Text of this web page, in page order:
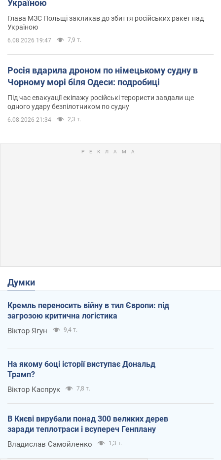
Україною
Глава МЗС Польщі закликав до збиття російських ракет над
Україною
6.08.2026 19:47 7,9 т.
Росія вдарила дроном по німецькому судну в
Чорному морі біля Одеси: подробиці
Під час евакуації екіпажу російські терористи завдали ще
одного удару безпілотником по судну
6.08.2026 21:34 2,3 т.
Думки
Кремль переносить війну в тил Європи: під
загрозою критична логістика
Віктор Ягун 9,4 т.
На якому боці історії виступає Дональд
Трамп?
Віктор Каспрук 7,8 т.
В Києві вирубали понад 300 великих дерев
заради теплотраси і всупереч Генплану
Владислав Самойленко 1,3 т.